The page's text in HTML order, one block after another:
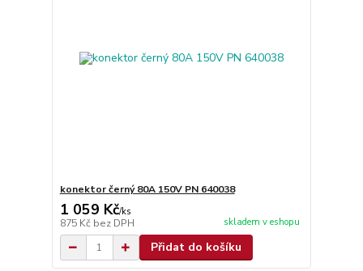
konektor černý 80A 150V PN 640038
1 059 Kč/ks
875 Kč bez DPH skladem v eshopu
Přidat do košíku